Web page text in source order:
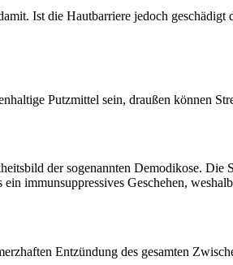
Ist die Hautbarriere jedoch
Putzmittel sein, draußen können
der sogenannten Demodikose. Die
immunsuppressives Geschehen,
Entzündung des gesamten